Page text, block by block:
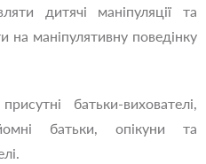
дитячі маніпуляції та
на маніпулятивну поведінку
батьки-вихователі,
батьки, опікуни та